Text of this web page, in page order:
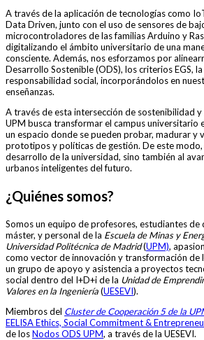
A través de la aplicación de tecnologías como
Data Driven, junto con el uso de sensores de
microcontroladores de las familias Arduino y
digitalizando el ámbito universitario de una
consciente. Además, nos esforzamos por
Desarrollo Sostenible (ODS), los criterios EGS,
responsabilidad social, incorporándolos en
enseñanzas.
A través de esta intersección de sostenibilidad
UPM busca transformar el campus universitario
un espacio donde se pueden probar, madurar y
prototipos y políticas de gestión. De este
desarrollo de la universidad, sino también al
urbanos inteligentes del futuro.
¿Quiénes somos?
Somos un equipo de profesores, estudiantes
máster, y personal de la Escuela de Minas y
Universidad Politécnica de Madrid(UPM),
como vector de innovación y transformación de
un grupo de apoyo y asistencia a proyectos
social dentro del I+D+i de la Unidad de
Valores en la Ingeniería(UESEVI).
Miembros del Cluster de Cooperación 5 de la
EELISA Ethics, Social Commitment &
de losNodos ODS UPM, a través de la UESEVI.